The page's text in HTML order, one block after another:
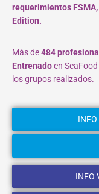
requerimientos
Edition.
Más de484
Entrenadoen
los grupos realizados.
INFO
INFO